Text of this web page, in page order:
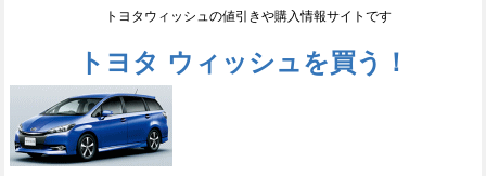
トヨタウィッシュの値引きや購入情報サイトです
トヨタ ウィッシュを買う！